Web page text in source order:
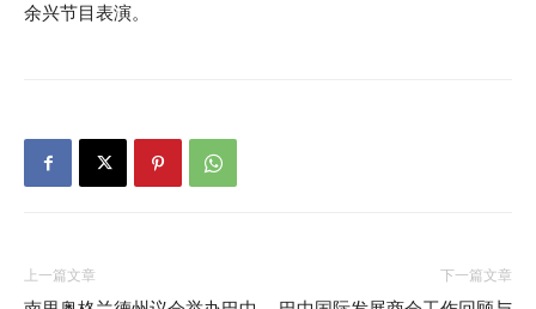
余兴节目表演。
上一篇文章 下一篇文章